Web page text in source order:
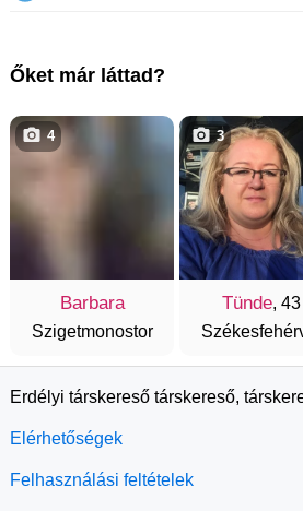
Őket már láttad?
Barbara
Szigetmonostor
4
Tünde, 43
3
Erdélyi társkereső társkereső,
Elérhetőségek
Felhasználási feltételek